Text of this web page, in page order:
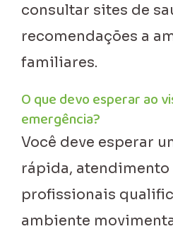
consultar sites de
recomendações a
familiares.
O que devo esperar ao
emergência?
Você deve esperar
rápida, atendimento
profissionais
ambiente